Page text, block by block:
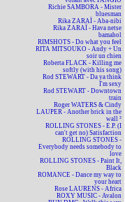
Richie SAMBORA - Mister
bluesman
Rika ZARAÏ - Aba-nibi
Rika ZARAÏ - Hava netse
bamahol
RIMSHOTS - Do what you feel
RITA MITSOUKO - Andy + Un
soir un chien
Roberta FLACK - Killing me
softly (with his song)
Rod STEWART - Da ya think
I'm sexy
Rod STEWART - Downtown
train
Roger WATERS & Cindy
LAUPER - Another brick in the
wall ²
ROLLING STONES - E.P. (I
can't get no) Satisfaction
ROLLING STONES -
Everybody needs somebody to
love
ROLLING STONES - Paint It,
Black
ROMANCE - Dance my way to
your heart
Rose LAURENS - Africa
ROXY MUSIC - Avalon